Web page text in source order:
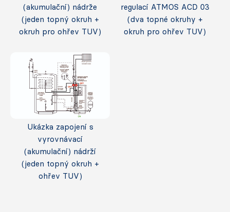
(akumulační) nádrže
(jeden topný okruh +
okruh pro ohřev TUV)
regulací ATMOS ACD 03
(dva topné okruhy +
okruh pro ohřev TUV)
Ukázka zapojení s
vyrovnávací
(akumulační) nádrží
(jeden topný okruh +
ohřev TUV)